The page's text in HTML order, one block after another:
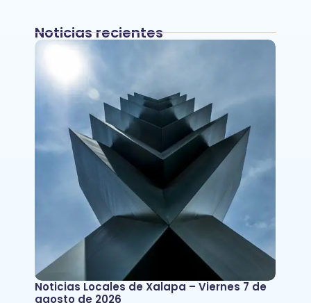
Noticias recientes
Noticias Locales de Xalapa – Viernes 7 de
agosto de 2026